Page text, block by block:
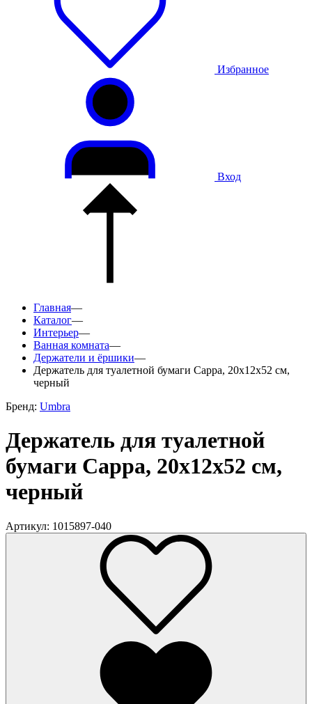
Избранное
Вход
Главная—
Каталог—
Интерьер—
Ванная комната—
Держатели и ёршики—
Держатель для туалетной бумаги Cappa, 20х12х52 см,
черный
Бренд: Umbra
Держатель для туалетной
бумаги Cappa, 20х12х52 см,
черный
Артикул: 1015897-040